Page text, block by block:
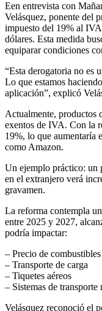
Een entrevista con
Velásquez, ponente del
impuesto del 19% al
dólares. Esta medida
equiparar condiciones
“Esta derogatoria no es
Lo que estamos
aplicación”, explicó
Actualmente, productos
exentos de IVA. Con la
19%, lo que aumentaría
como Amazon.
Un ejemplo práctico: un
en el extranjero verá
gravamen.
La reforma contempla
entre 2025 y 2027,
podría impactar:
– Precio de combustibles
– Transporte de carga
– Tiquetes aéreos
– Sistemas de transporte
Velásquez reconoció el